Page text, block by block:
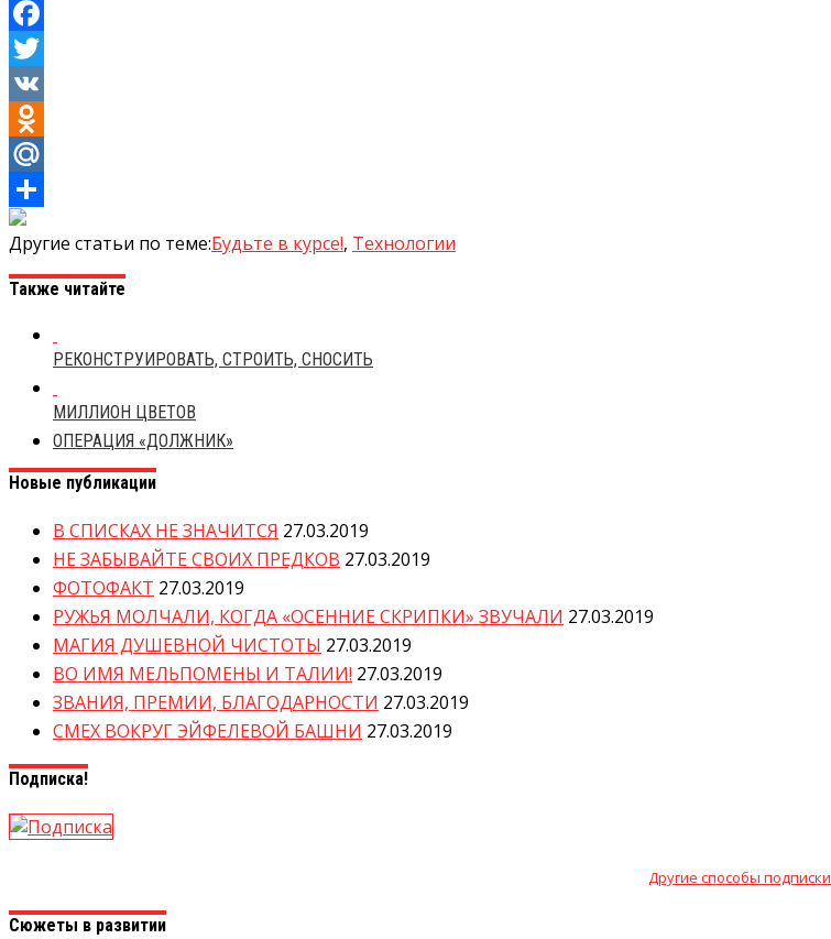
Facebook
Twitter
VK
Odnoklassniki
Mail.Ru
Отправить
Другие статьи по теме:Будьте в курсе!, Технологии
Также читайте
РЕКОНСТРУИРОВАТЬ, СТРОИТЬ, СНОСИТЬ
МИЛЛИОН ЦВЕТОВ
ОПЕРАЦИЯ «ДОЛЖНИК»
Новые публикации
В СПИСКАХ НЕ ЗНАЧИТСЯ 27.03.2019
НЕ ЗАБЫВАЙТЕ СВОИХ ПРЕДКОВ 27.03.2019
ФОТОФАКТ 27.03.2019
РУЖЬЯ МОЛЧАЛИ, КОГДА «ОСЕННИЕ СКРИПКИ» ЗВУЧАЛИ 27.03.2019
МАГИЯ ДУШЕВНОЙ ЧИСТОТЫ 27.03.2019
ВО ИМЯ МЕЛЬПОМЕНЫ И ТАЛИИ! 27.03.2019
ЗВАНИЯ, ПРЕМИИ, БЛАГОДАРНОСТИ 27.03.2019
СМЕХ ВОКРУГ ЭЙФЕЛЕВОЙ БАШНИ 27.03.2019
Подписка!
Другие способы подписки
Сюжеты в развитии